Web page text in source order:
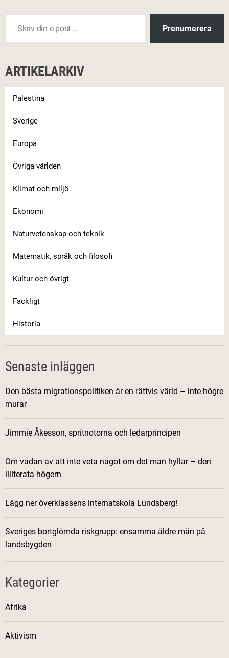
Skriv din e-post …
Prenumerera
ARTIKELARKIV
Palestina
Sverige
Europa
Övriga världen
Klimat och miljö
Ekonomi
Naturvetenskap och teknik
Matematik, språk och filosofi
Kultur och övrigt
Fackligt
Historia
Senaste inläggen
Den bästa migrationspolitiken är en rättvis värld – inte högre
murar
Jimmie Åkesson, spritnotorna och ledarprincipen
Om vådan av att inte veta något om det man hyllar – den
illiterata högern
Lägg ner överklassens internatskola Lundsberg!
Sveriges bortglömda riskgrupp: ensamma äldre män på
landsbygden
Kategorier
Afrika
Aktivism